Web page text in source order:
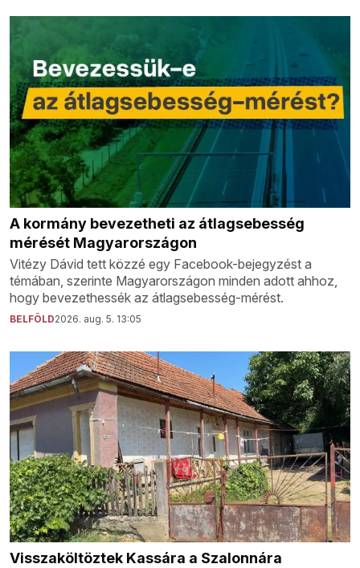
A kormány bevezetheti az átlagsebesség
mérését Magyarországon
Vitézy Dávid tett közzé egy Facebook-bejegyzést a
témában, szerinte Magyarországon minden adott ahhoz,
hogy bevezethessék az átlagsebesség-mérést.
BELFÖLD2026. aug. 5. 13:05
Visszaköltöztek Kassára a Szalonnára